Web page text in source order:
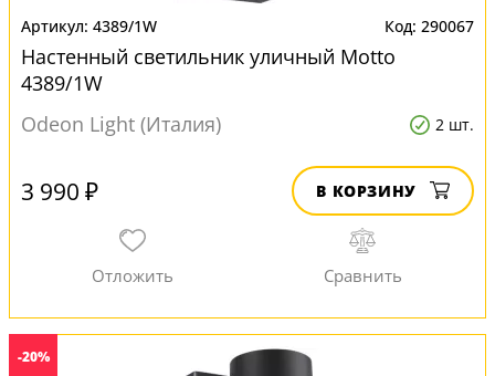
4389/1W 290067
Настенный светильник уличный Motto
4389/1W
Odeon Light (Италия)
2 шт.
3 990 ₽ В КОРЗИНУ
-20%